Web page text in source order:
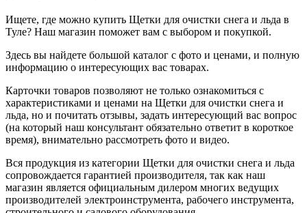
Ищете, где можно купить Щетки для очистки снега и льда в
Туле? Наш магазин поможет вам с выбором и покупкой.
Здесь вы найдете большой каталог с фото и ценами, и полную
информацию о интересующих вас товарах.
Карточки товаров позволяют не только ознакомиться с
характеристиками и ценами на Щетки для очистки снега и
льда, но и почитать отзывы, задать интересующий вас вопрос
(на который наш консультант обязательно ответит в короткое
время), внимательно рассмотреть фото и видео.
Вся продукция из категории Щетки для очистки снега и льда
сопровождается гарантией производителя, так как наш
магазин является официальным дилером многих ведущих
производителей электроинструмента, рабочего инструмента,